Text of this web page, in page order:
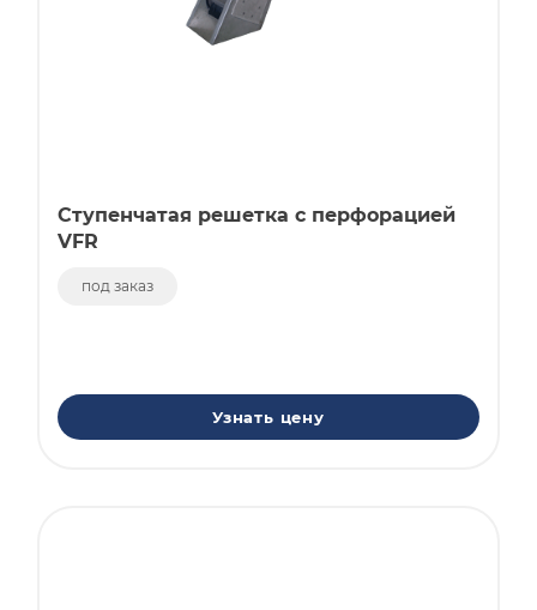
Ступенчатая решетка с перфорацией
VFR
под заказ
Узнать цену